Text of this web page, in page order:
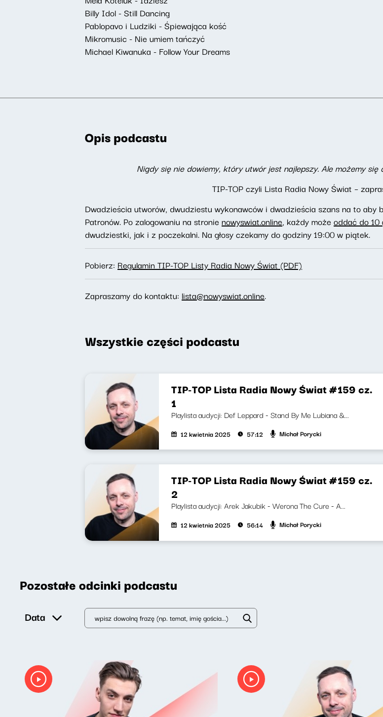
Billy Idol - Still Dancing
Pablopavo i Ludziki - Śpiewająca kość
Mikromusic - Nie umiem tańczyć
Michael Kiwanuka - Follow Your Dreams
Opis podcastu
Nigdy się nie dowiemy, który utwór jest najlepszy. Ale możemy
TIP-TOP czyli Lista Radia Nowy Świat –
Dwadzieścia utworów, dwudziestu wykonawców i dwadzieścia szans na to aby
Patronów. Po zalogowaniu na stronie nowyswiat.online, każdy może oddać do 10
dwudziestki, jak i z poczekalni. Na głosy czekamy do godziny 19:00 w piątek.
Pobierz: Regulamin TIP-TOP Listy Radia Nowy Świat (PDF)
Zapraszamy do kontaktu: lista@nowyswiat.online.
Wszystkie części podcastu
TIP-TOP Lista Radia Nowy Świat #159 cz.
1
Playlista audycji: Def Leppard - Stand By Me Lubiana &...
12 kwietnia 2025 57:12 Michał Porycki
TIP-TOP Lista Radia Nowy Świat #159 cz.
2
Playlista audycji: Arek Jakubik - Werona The Cure - A...
12 kwietnia 2025 56:14 Michał Porycki
Pozostałe odcinki podcastu
Data